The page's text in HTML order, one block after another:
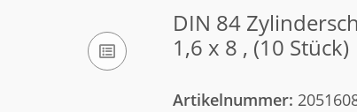
DIN 84
1,6 x 8 , (10 Stück)
Artikelnummer: